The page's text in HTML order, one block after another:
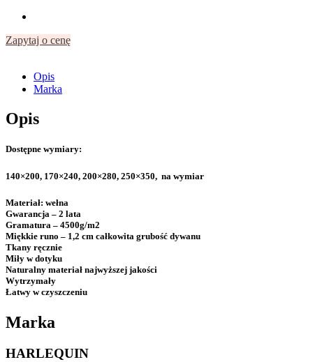
Zapytaj o cenę
Opis
Marka
Opis
Dostępne wymiary:
140×200, 170×240, 200×280, 250×350, na wymiar
Materiał: wełna
Gwarancja – 2 lata
Gramatura – 4500g/m2
Miękkie runo – 1,2 cm całkowita grubość dywanu
Tkany ręcznie
Miły w dotyku
Naturalny materiał najwyższej jakości
Wytrzymały
Łatwy w czyszczeniu
Marka
HARLEQUIN